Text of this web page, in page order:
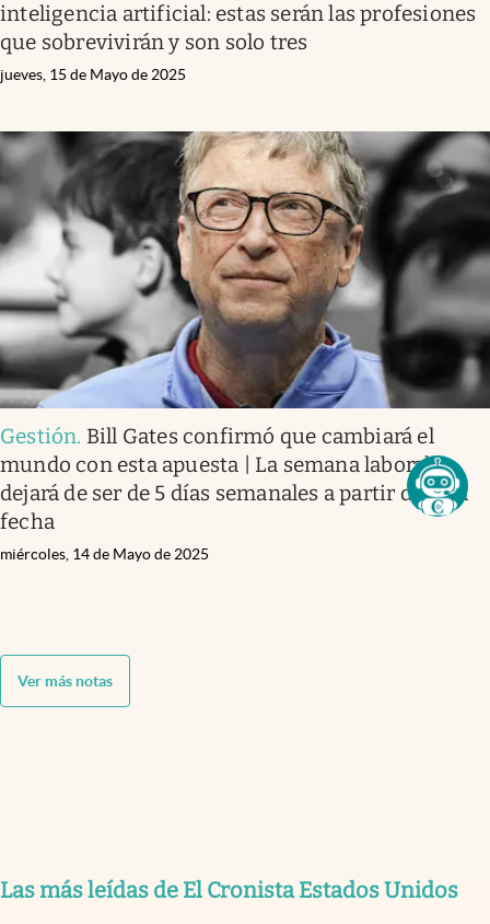
inteligencia artificial: estas serán las profesiones
que sobrevivirán y son solo tres
jueves, 15 de Mayo de 2025
Gestión. Bill Gates confirmó que cambiará el
mundo con esta apuesta | La semana laboral
dejará de ser de 5 días semanales a partir de esta
fecha
miércoles, 14 de Mayo de 2025
Ver más notas
Las más leídas de El Cronista Estados Unidos